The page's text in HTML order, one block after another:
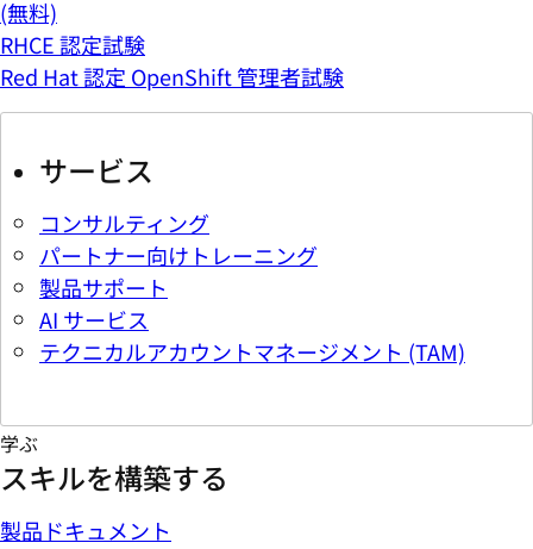
コンサルティング
パートナー向けトレーニング
製品サポート
AI サービス
テクニカルアカウントマネージメント (TAM)
学ぶ
スキルを構築する
製品ドキュメント
ハンズオンラボ
インタラクティブデモ
トレーニング & 認定
その他の学習方法